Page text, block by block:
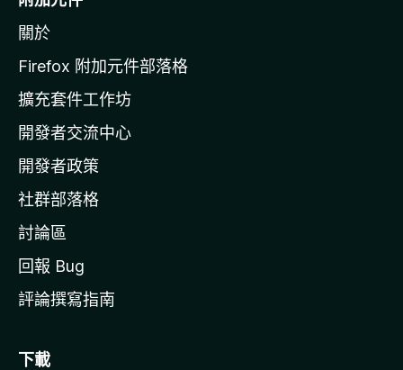
i
l
a
官
網
關於
Firefox 附加元件部落格
擴充套件工作坊
開發者交流中心
開發者政策
社群部落格
討論區
回報 Bug
評論撰寫指南
下載